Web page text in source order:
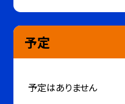
予定
予定はありません